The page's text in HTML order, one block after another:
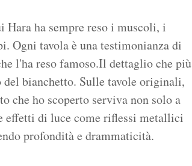
Hara ha sempre reso i muscoli, i
Ogni tavola è una testimonianza di
l'ha reso famoso.Il dettaglio che più
del bianchetto. Sulle tavole originali,
che ho scoperto serviva non solo a
effetti di luce come riflessi metallici
profondità e drammaticità.